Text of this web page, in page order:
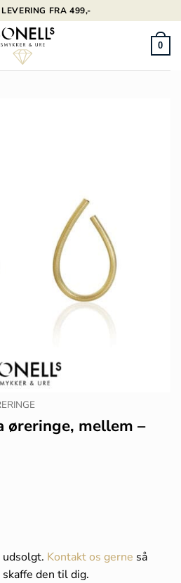
FRA 499,-
0
øreringe, mellem –
Kontakt os gerne så
den til dig.